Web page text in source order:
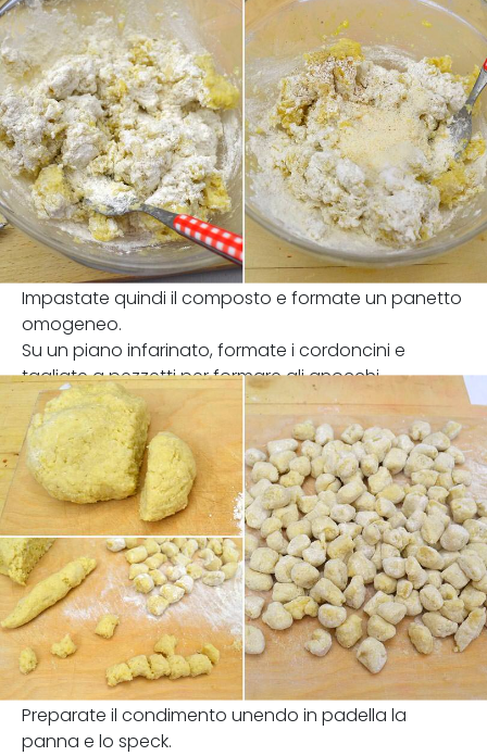
Impastate quindi il composto e formate un panetto
omogeneo.
Su un piano infarinato, formate i cordoncini e
tagliate a pezzetti per formare gli gnocchi.
Preparate il condimento unendo in padella la
panna e lo speck.